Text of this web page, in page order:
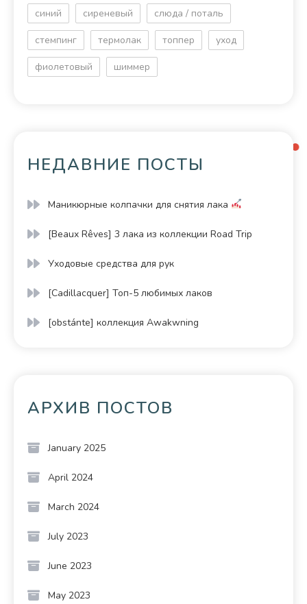
синий сиреневый слюда / поталь
стемпинг термолак топпер уход
фиолетовый шиммер
НЕДАВНИЕ ПОСТЫ
Маникюрные колпачки для снятия лака
[Beaux Rêves] 3 лака из коллекции Road Trip
Уходовые средства для рук
[Cadillacquer] Топ-5 любимых лаков
[obstánte] коллекция Awakwning
АРХИВ ПОСТОВ
January 2025
April 2024
March 2024
July 2023
June 2023
May 2023